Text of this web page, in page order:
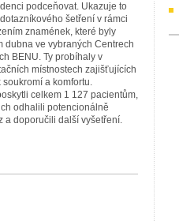
podceňovat. Ukazuje to
šetření v rámci
znamének, které byly
dubna ve vybraných Centrech
BENU. Ty probíhaly v
místnostech zajišťujících
a komfortu.
celkem 1 127 pacientům,
odhalili potencionálně
a doporučili další vyšetření.